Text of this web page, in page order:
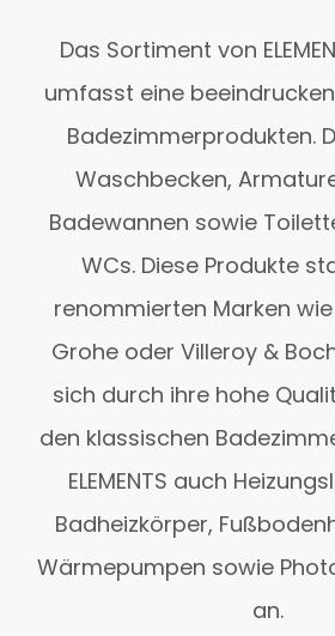
Das Sortiment von
umfasst eine
Badezimmerprodukten.
Waschbecken,
Badewannen sowie
WCs. Diese Produkte
renommierten Marken
Grohe oder Villeroy &
sich durch ihre hohe
den klassischen
ELEMENTS auch
Badheizkörper,
Wärmepumpen sowie
an.